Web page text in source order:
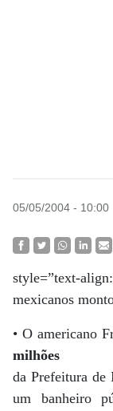
05/05/2004 - 10:00
style=”text-
mexicanos
• O americano
milhões
da Prefeitura
um banheiro